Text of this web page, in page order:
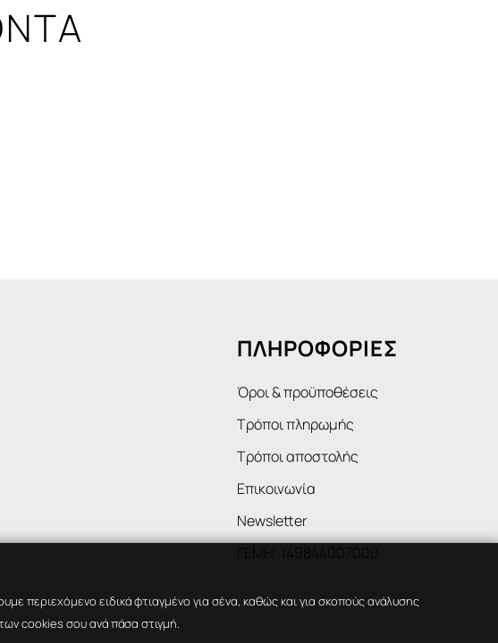
ΠΛΗΡΟΦΟΡΙΕΣ
Όροι & προϋποθέσεις
Τρόποι πληρωμής
Τρόποι αποστολής
Επικοινωνία
Newsletter
περιεχόμενο ειδικά φτιαγμένο για σένα, καθώς και για σκοπούς ανάλυσης
cookies σου ανά πάσα στιγμή.